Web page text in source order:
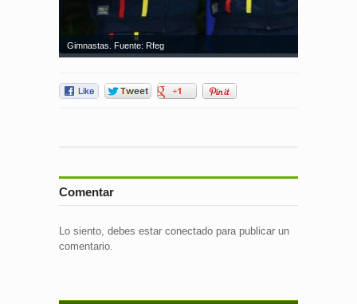
Gimnastas. Fuente: Rfeg
Comentar
Lo siento, debes estar conectado para publicar un
comentario.